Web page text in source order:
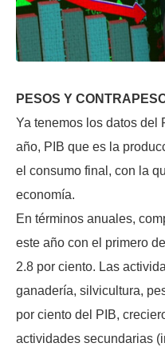
PESOS Y
Ya tenemos los datos del
año, PIB que es la
el consumo final, con la
economía.
En términos anuales,
este año con el primero
2.8 por ciento. Las
ganadería, silvicultura,
por ciento del PIB,
actividades secundarias